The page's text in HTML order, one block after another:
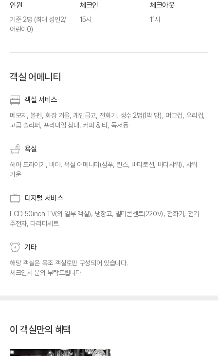
인원
기준 2명 (최대 성인2/
어린이0)
체크인
15시
체크아웃
11시
객실 어메니티
객실 서비스
메모지, 볼펜, 화장 거울, 개인금고, 전화기, 생수 2병(1박 당), 머그컵, 유리컵,
고급 슬리퍼, 프리미엄 침대, 커피 & 티, 독서등
욕실
헤어 드라이기, 비데, 욕실 어메니티(샴푸, 린스, 바디로션, 바디샤워), 샤워
가운
디지털 서비스
LCD 50inch TV(외 일부 객실), 냉장고, 멀티콘센트(220V), 전화기, 전기
주전자, 다리미세트
기타
해당 객실은 욕조 객실로만 구성되어 있습니다.
체크인시 문의 부탁드립니다.
이 객실만의 혜택